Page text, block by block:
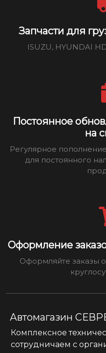
Запчасти для
ISUZU, HYUNDAI
Постоянное
на
Регулярное
для постоянного
Оформление
Оформляйте заказы
Автомагазин
Комплексное
сотрудничаем с